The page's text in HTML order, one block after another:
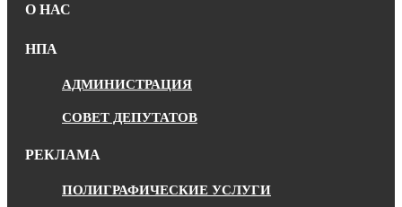
О НАС
НПА
АДМИНИСТРАЦИЯ
СОВЕТ ДЕПУТАТОВ
РЕКЛАМА
ПОЛИГРАФИЧЕСКИЕ УСЛУГИ